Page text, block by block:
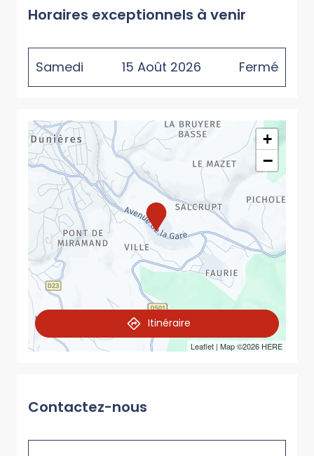
Horaires exceptionnels à venir
Samedi 15 Août 2026 Fermé
+
−
Leaflet | Map ©2026 HERE
Itinéraire
Contactez-nous